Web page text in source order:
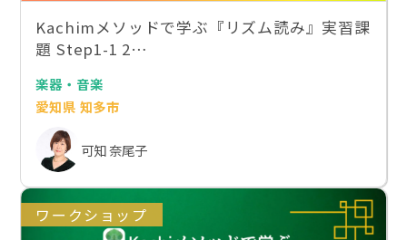
Kachimメソッドで学ぶ『リズム読み』実習課
題 Step1-1 2…
楽器・音楽
愛知県 知多市
可知 奈尾子
ワークショップ